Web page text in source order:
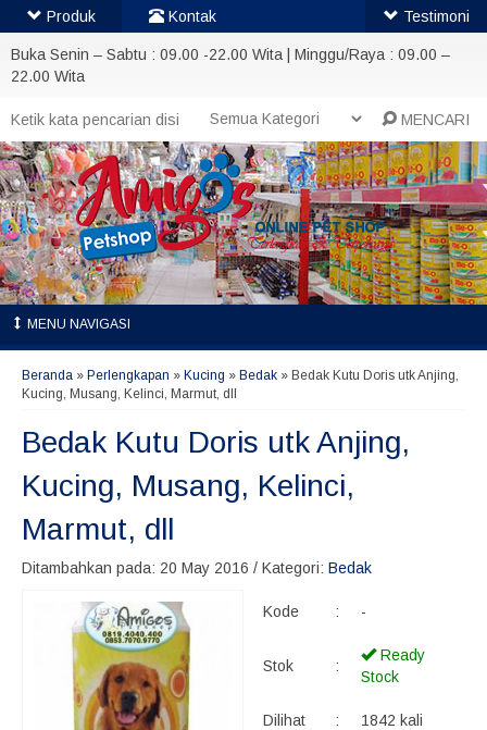
Buka Senin – Sabtu : 09.00 -22.00 Wita | Minggu/Raya : 09.00 –
22.00 Wita
MENCARI
MENU NAVIGASI
Beranda » Perlengkapan » Kucing » Bedak » Bedak Kutu Doris utk Anjing,
Kucing, Musang, Kelinci, Marmut, dll
Bedak Kutu Doris utk Anjing,
Kucing, Musang, Kelinci,
Marmut, dll
Ditambahkan pada: 20 May 2016 / Kategori: Bedak
Kode : -
Stok :
Ready
Stock
Dilihat : 1842 kali
Produk Kontak Testimoni